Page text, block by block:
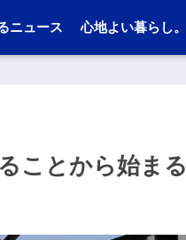
ニュース 心地よい暮らし。
ことから始まる